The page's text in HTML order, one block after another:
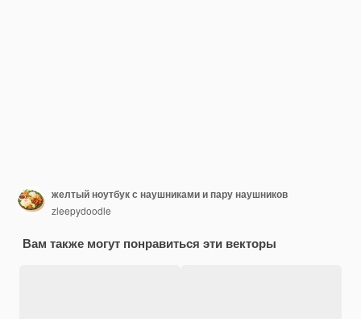
желтый ноутбук с наушниками и пару наушников
zleepydoodle
Вам также могут понравиться эти векторы